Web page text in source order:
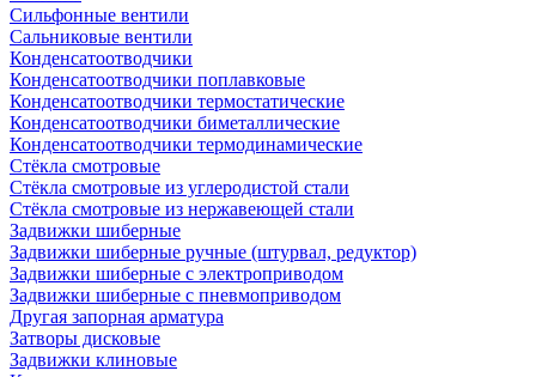
Сильфонные вентили
Сальниковые вентили
Конденсатоотводчики
Конденсатоотводчики поплавковые
Конденсатоотводчики термостатические
Конденсатоотводчики биметаллические
Конденсатоотводчики термодинамические
Стёкла смотровые
Стёкла смотровые из углеродистой стали
Стёкла смотровые из нержавеющей стали
Задвижки шиберные
Задвижки шиберные ручные (штурвал, редуктор)
Задвижки шиберные с электроприводом
Задвижки шиберные с пневмоприводом
Другая запорная арматура
Затворы дисковые
Задвижки клиновые